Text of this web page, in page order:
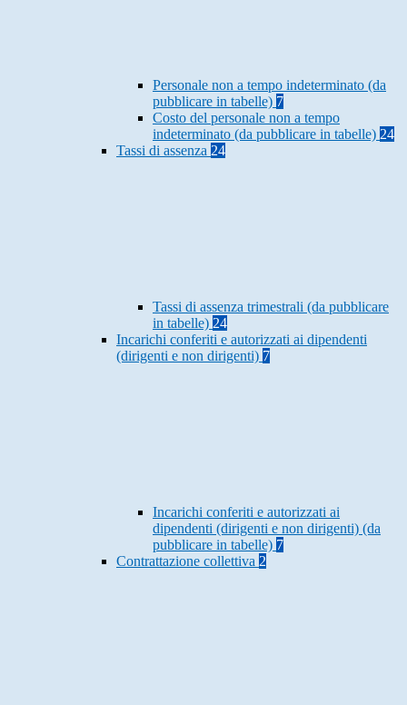
Personale non a tempo indeterminato (da
pubblicare in tabelle) 7
Costo del personale non a tempo
indeterminato (da pubblicare in tabelle) 24
Tassi di assenza 24
Tassi di assenza trimestrali (da pubblicare
in tabelle) 24
Incarichi conferiti e autorizzati ai dipendenti
(dirigenti e non dirigenti) 7
Incarichi conferiti e autorizzati ai
dipendenti (dirigenti e non dirigenti) (da
pubblicare in tabelle) 7
Contrattazione collettiva 2